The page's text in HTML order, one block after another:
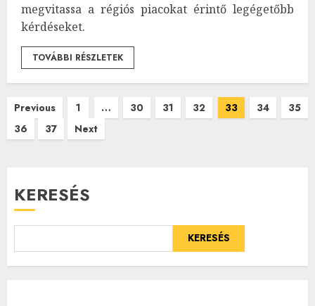
megvitassa a régiós piacokat érintő legégetőbb
kérdéseket.
TOVÁBBI RÉSZLETEK
Bejegyzések
lapozása
Previous 1 … 30 31 32 33 34
35
36
37 Next
KERESÉS
KERESÉS